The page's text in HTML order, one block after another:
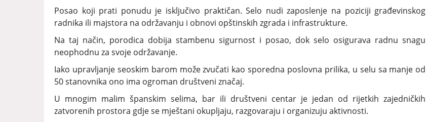
Posao koji prati ponudu je isključivo praktičan. Selo nudi zaposlenje na poziciji građevinskog
radnika ili majstora na održavanju i obnovi opštinskih zgrada i infrastrukture.
Na taj način, porodica dobija stambenu sigurnost i posao, dok selo osigurava radnu snagu
neophodnu za svoje održavanje.
Iako upravljanje seoskim barom može zvučati kao sporedna poslovna prilika, u selu sa manje od
50 stanovnika ono ima ogroman društveni značaj.
U mnogim malim španskim selima, bar ili društveni centar je jedan od rijetkih zajedničkih
zatvorenih prostora gdje se mještani okupljaju, razgovaraju i organizuju aktivnosti.